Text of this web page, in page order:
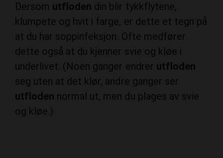
Dersom utfloden din blir tykkflytene,
klumpete og hvit i farge, er dette et tegn på
at du har soppinfeksjon. Ofte medfører
dette også at du kjenner svie og kløe i
underlivet. (Noen ganger endrer utfloden
seg uten at det klør, andre ganger ser
utfloden normal ut, men du plages av svie
og kløe.)